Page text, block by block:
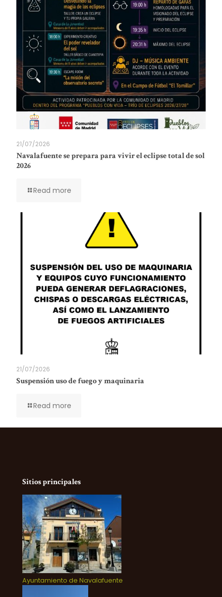
21/07/2026
Navalafuente se prepara para vivir el eclipse total de sol
2026
Read more
21/07/2026
Suspensión uso de fuego y maquinaria
Read more
Sitios principales
Ayuntamiento de Navalafuente